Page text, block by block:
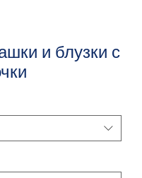
и блузки с